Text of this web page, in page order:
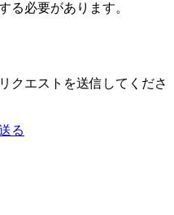
る必要があります。
クエストを送信してくださ
る